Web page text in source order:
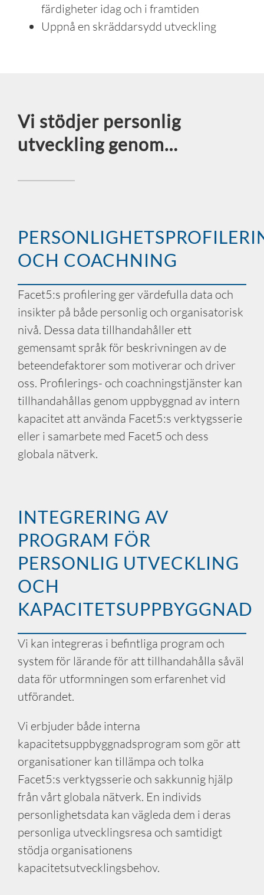
färdigheter idag och i framtiden
Uppnå en skräddarsydd utveckling
Vi stödjer personlig
utveckling genom…
OCH COACHNING
Facet5:s profilering ger värdefulla data och
insikter på både personlig och organisatorisk
nivå. Dessa data tillhandahåller ett
gemensamt språk för beskrivningen av de
beteendefaktorer som motiverar och driver
oss. Profilerings- och coachningstjänster kan
tillhandahållas genom uppbyggnad av intern
kapacitet att använda Facet5:s verktygsserie
eller i samarbete med Facet5 och dess
globala nätverk.
INTEGRERING AV
PROGRAM FÖR
PERSONLIG UTVECKLING
OCH
KAPACITETSUPPBYGGNAD
Vi kan integreras i befintliga program och
system för lärande för att tillhandahålla såväl
data för utformningen som erfarenhet vid
utförandet.
Vi erbjuder både interna
kapacitetsuppbyggnadsprogram som gör att
organisationer kan tillämpa och tolka
Facet5:s verktygsserie och sakkunnig hjälp
från vårt globala nätverk. En individs
personlighetsdata kan vägleda dem i deras
personliga utvecklingsresa och samtidigt
stödja organisationens
kapacitetsutvecklingsbehov.